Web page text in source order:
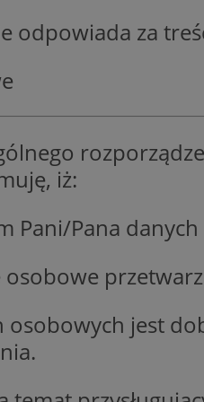
odpowiada za
iż:
Pani/Pana
osobowe
osobowych jest
QeSessID
suid
euds